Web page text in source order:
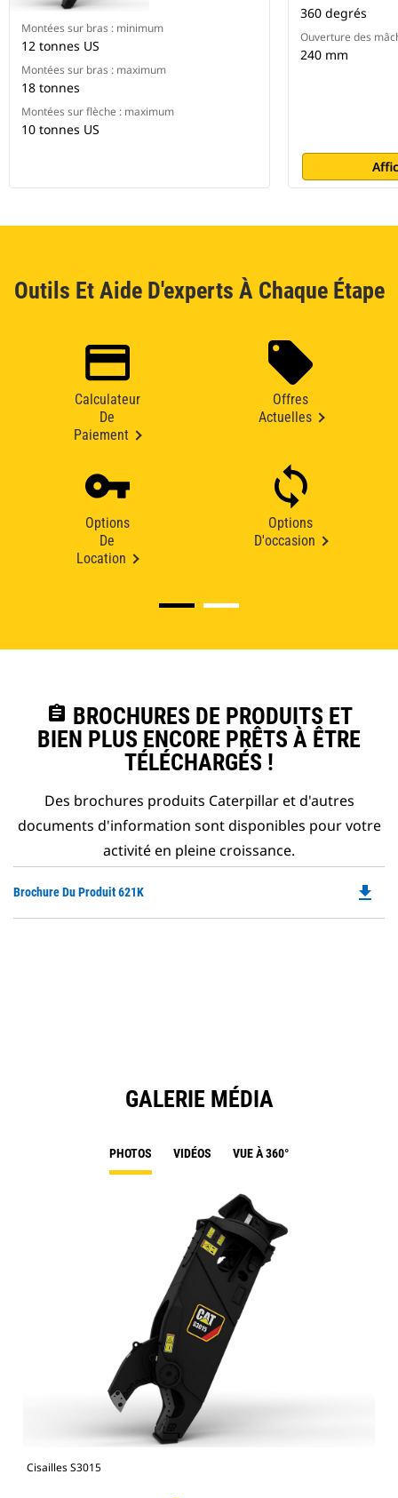
Montées sur bras : minimum
12 tonnes US
Montées sur bras : maximum
18 tonnes
Montées sur flèche : maximum
10 tonnes US
360 degrés
Ouverture des
240 mm
Outils Et Aide D'experts À Chaque Étape
Calculateur
De
Paiement
Offres
Actuelles
Options
De
Location
Options
D'occasion
assignment BROCHURES DE PRODUITS ET
BIEN PLUS ENCORE PRÊTS À ÊTRE
TÉLÉCHARGÉS !
Des brochures produits Caterpillar et d'autres
documents d'information sont disponibles pour votre
activité en pleine croissance.
Brochure Du Produit 621K file_download
GALERIE MÉDIA
PHOTOS VIDÉOS VUE À 360°
Cisailles S3015